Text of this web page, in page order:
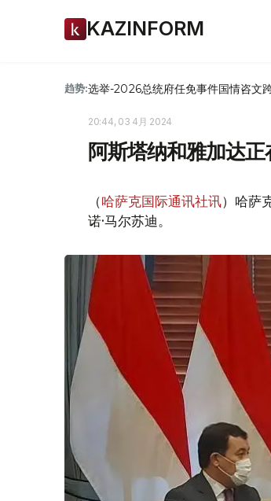
KAZINFORM
趋势:选举-2026总统府任免事件国情咨文
20:44, 03 4月 2024
阿斯塔纳和雅加达
（哈萨克国际通讯社讯）哈萨
诺·马尔苏迪。